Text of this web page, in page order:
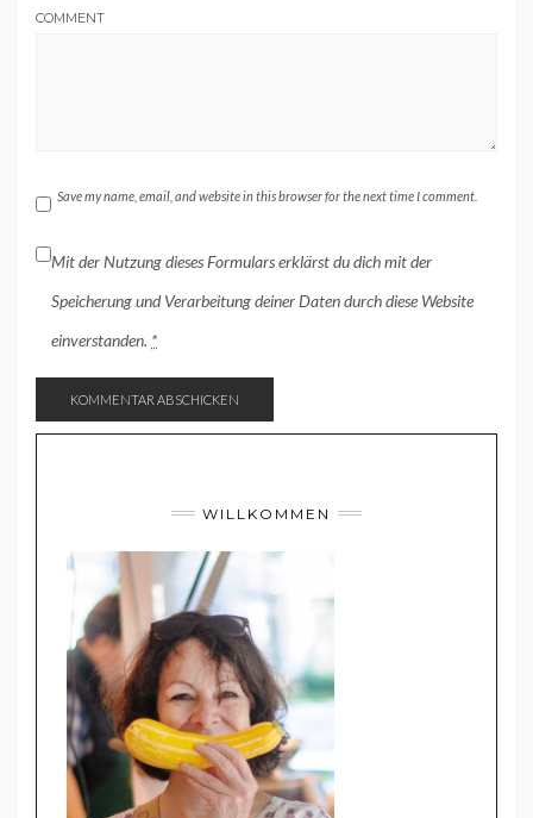
COMMENT
Save my name, email, and website in this browser for the next time I comment.
Mit der Nutzung dieses Formulars erklärst du dich mit der
Speicherung und Verarbeitung deiner Daten durch diese Website
einverstanden. *
WILLKOMMEN